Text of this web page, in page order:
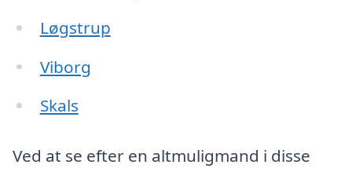
Løgstrup
Viborg
Skals
Ved at se efter en altmuligmand i disse